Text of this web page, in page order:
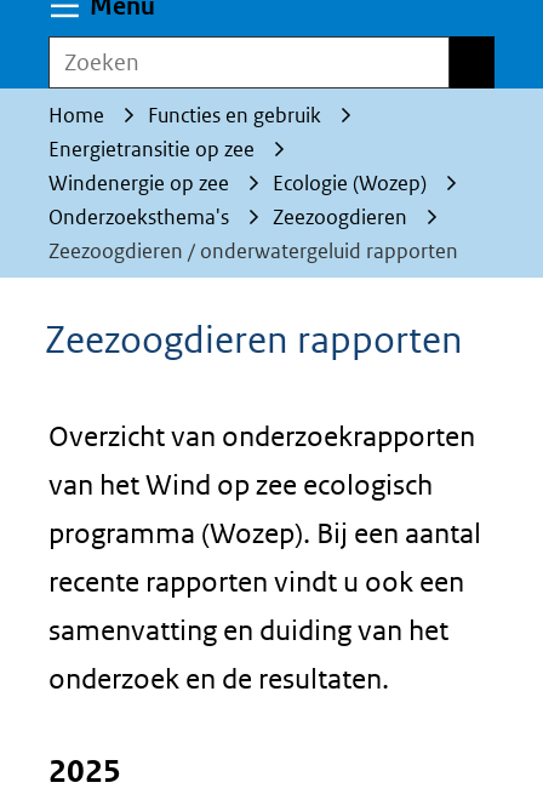
geweigerd.
Menu
Zoeken
Home
Functies en gebruik
Energietransitie op zee
Windenergie op zee
Ecologie (Wozep)
Onderzoeksthema's
Zeezoogdieren
Zeezoogdieren / onderwatergeluid rapporten
Zeezoogdieren rapporten
Overzicht van onderzoekrapporten
van het Wind op zee ecologisch
programma (Wozep). Bij een aantal
recente rapporten vindt u ook een
samenvatting en duiding van het
onderzoek en de resultaten.
2025